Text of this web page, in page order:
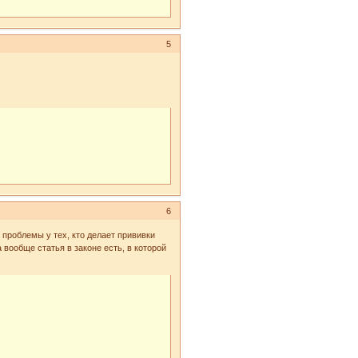
5
6
у тех, кто делает прививки
статья в законе есть, в которой